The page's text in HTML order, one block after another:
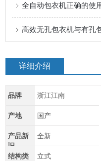
全自动包衣机正确的使
高效无孔包衣机与有孔
详细介绍
品牌 浙江江南
产地 国产
产品新
旧
全新
结构类
立式